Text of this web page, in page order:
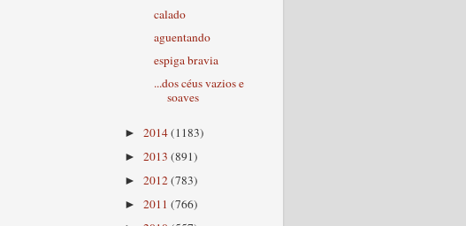
calado
aguentando
espiga bravia
...dos céus vazios e
soaves
► 2014(1183)
► 2013 (891)
► 2012(783)
► 2011 (766)